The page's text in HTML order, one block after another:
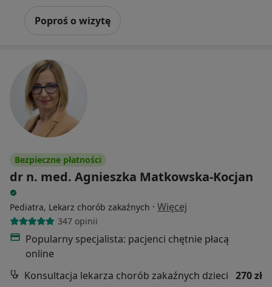
Poproś o wizytę
Bezpieczne płatności
dr n. med. Agnieszka Matkowska-Kocjan
Pediatra, Lekarz chorób zakaźnych · Więcej
347 opinii
Popularny specjalista: pacjenci chętnie płacą
online
Konsultacja lekarza chorób zakaźnych dzieci 270 zł